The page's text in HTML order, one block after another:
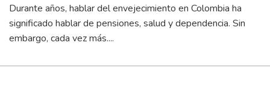
Durante años, hablar del envejecimiento en Colombia ha
significado hablar de pensiones, salud y dependencia. Sin
embargo, cada vez más....